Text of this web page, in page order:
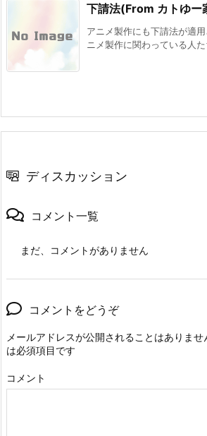
下請法(From カトゆー
アニメ製作にも下請法が適
ニメ製作に関わっている人
ディスカッション
コメント一覧
まだ、コメントがありません
コメントをどうぞ
メールアドレスが公開されることはありませ
は必須項目です
コメント